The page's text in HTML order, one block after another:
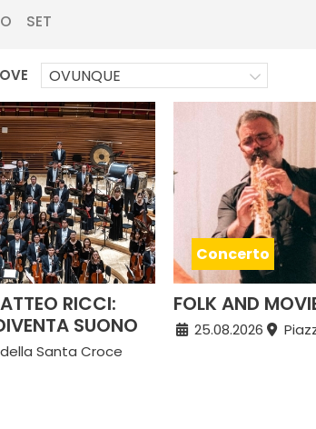
SET
OVUNQUE
RICCI:
SUONO
Santa Croce
Concerto
FOLK AND
25.08.2026